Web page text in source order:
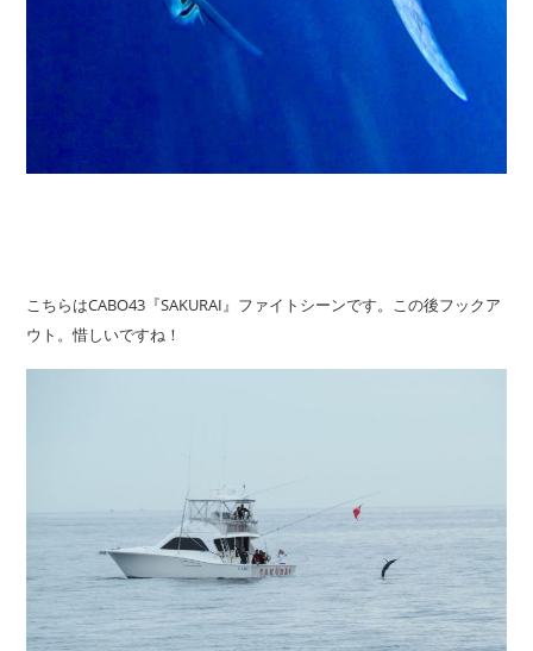
こちらはCABO43『SAKURAI』ファイトシーンです。この後フックア
ウト。惜しいですね！